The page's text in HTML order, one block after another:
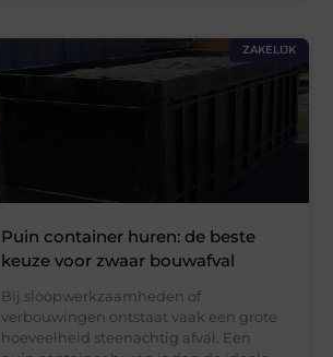
ZAKELIJK
Puin container huren: de beste
keuze voor zwaar bouwafval
Bij sloopwerkzaamheden of
verbouwingen ontstaat vaak een grote
hoeveelheid steenachtig afval. Een